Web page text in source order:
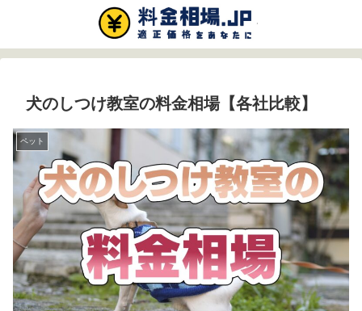
犬のしつけ教室の料金相場【各社比較】
ペット